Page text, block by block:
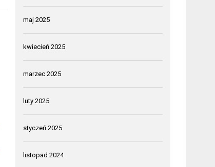
maj 2025
kwiecień 2025
marzec 2025
luty 2025
styczeń 2025
listopad 2024